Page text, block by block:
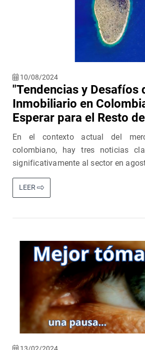
10/08/2024
"Tendencias y Desafíos
Inmobiliario en
Esperar para el Resto
En el contexto actual del
colombiano, hay tres noticias
significativamente al sector en
LEER